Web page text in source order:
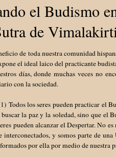
el Budismo
de
de toda nuestra comunidad
el ideal laico del practicante
días, donde muchas veces no
con la sociedad.
Todos los seres pueden practicar el
la paz y la soledad, sino que el
pueden alcanzar el Despertar. No
y somos parte de
por ella por medio de nuestra